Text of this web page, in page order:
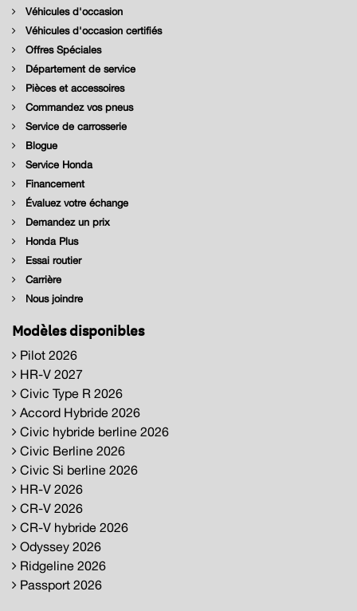
Véhicules d'occasion
Véhicules d'occasion certifiés
Offres Spéciales
Département de service
Pièces et accessoires
Commandez vos pneus
Service de carrosserie
Blogue
Service Honda
Financement
Évaluez votre échange
Demandez un prix
Honda Plus
Essai routier
Carrière
Nous joindre
Modèles disponibles
Pilot 2026
HR-V 2027
Civic Type R 2026
Accord Hybride 2026
Civic hybride berline 2026
Civic Berline 2026
Civic Si berline 2026
HR-V 2026
CR-V 2026
CR-V hybride 2026
Odyssey 2026
Ridgeline 2026
Passport 2026